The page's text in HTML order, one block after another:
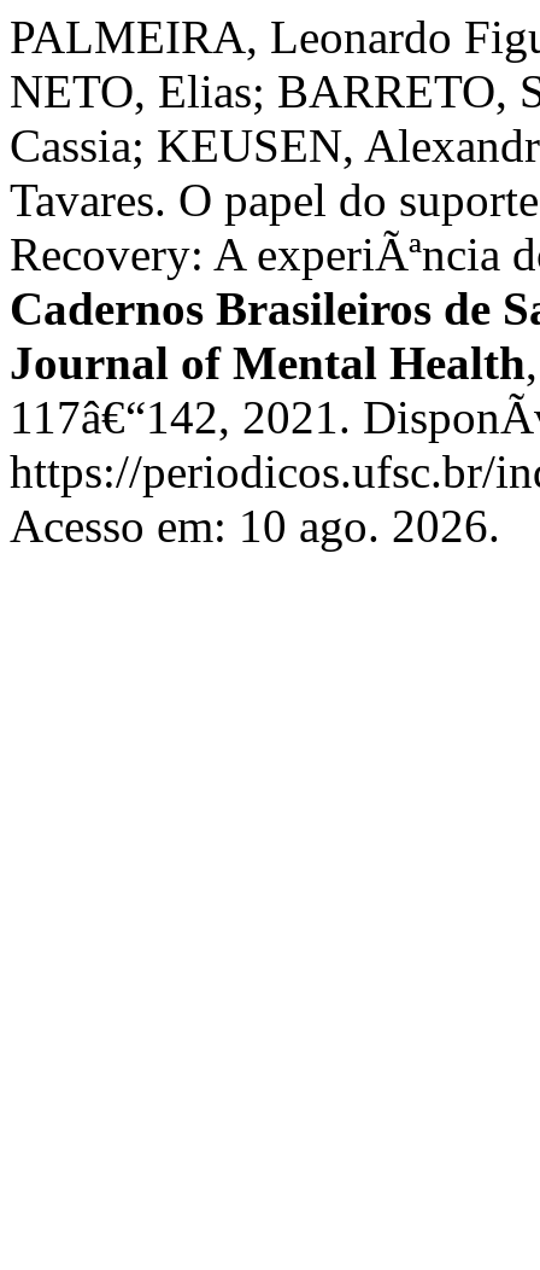
PALMEIRA, Leonardo
NETO, Elias; BARRETO,
Cassia; KEUSEN,
Tavares. O papel do
Recovery: A experiÃªncia
Cadernos Brasileiros de
Journal of Mental Health
117â€“142, 2021.
https://periodicos.ufsc.br/
Acesso em: 10 ago. 2026.